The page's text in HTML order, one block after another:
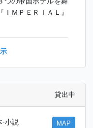
ＭＰＥＲＩＡＬ』
貸出中
-小説
MAP